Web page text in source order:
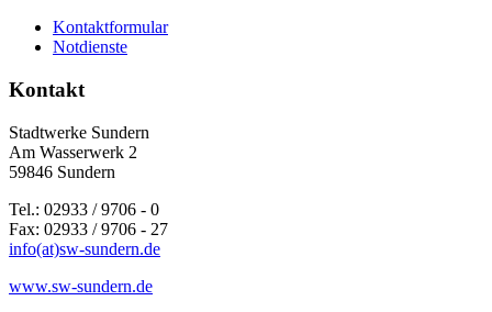
Kontaktformular
Notdienste
Kontakt
Stadtwerke Sundern
Am Wasserwerk 2
59846 Sundern
Tel.: 02933 / 9706 - 0
Fax: 02933 / 9706 - 27
info(at)sw-sundern.de
www.sw-sundern.de